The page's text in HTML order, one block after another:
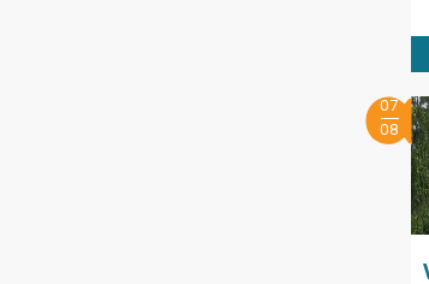
07
08